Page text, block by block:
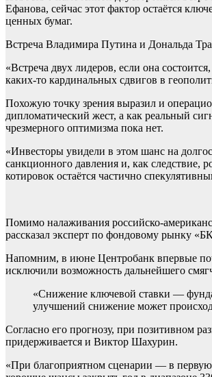
Ефанова, сейчас этот фактор остаётся
ценных бумаг.
Встреча Владимира Путина и Дональда
«Встреча двух лидеров, если она
каких-то кардинальных сдвигов в
Похожую точку зрения выразил и
дипломатический жест, а как реальный
чрезмерного оптимизма пока нет.
«Инвесторы увидели в этом шанс на
санкционного давления и, как
котировок остаётся частично
Помимо налаживания российско-
рассказал эксперт по фондовому рынку
Напомним, в июне Центробанк впервые
исключили возможность дальнейшего
«Снижение ключевой ставки —
улучшений снижение может
Согласно его прогнозу, при позитивном
придерживается и Виктор Шахурин.
«При благоприятном сценарии — в